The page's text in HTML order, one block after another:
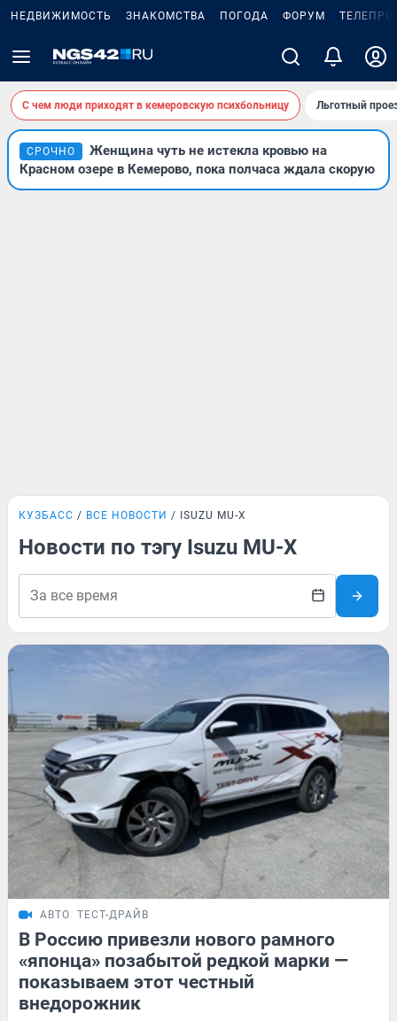
НЕДВИЖИМОСТЬ ЗНАКОМСТВА ПОГОДА ФОРУМ
С чем люди приходят в кемеровскую психбольницу Льготный
СРОЧНО
Женщина чуть не истекла кровью на
Красном озере в Кемерово, пока полчаса ждала скорую
КУЗБАСС ВСЕ НОВОСТИ ISUZU MU-X
Новости по тэгу Isuzu MU-X
АВТО ТЕСТ-ДРАЙВ
В Россию привезли нового рамного
«японца» позабытой редкой марки —
показываем этот честный
внедорожник